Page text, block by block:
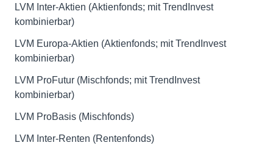
LVM Inter-Aktien (Aktienfonds; mit TrendInvest
kombinierbar)
LVM Europa-Aktien (Aktienfonds; mit TrendInvest
kombinierbar)
LVM ProFutur (Mischfonds; mit TrendInvest
kombinierbar)
LVM ProBasis (Mischfonds)
LVM Inter-Renten (Rentenfonds)